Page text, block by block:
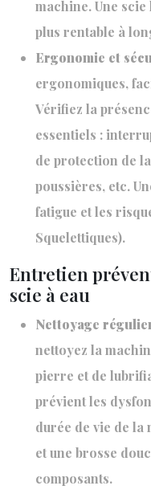
machine. Une scie
plus rentable à
Ergonomie et
ergonomiques,
Vérifiez la
essentiels :
de protection de
poussières, etc.
fatigue et les
Squelettiques).
Entretien
scie à eau
Nettoyage
nettoyez la
pierre et de
prévient les
durée de vie de la
et une brosse
composants.